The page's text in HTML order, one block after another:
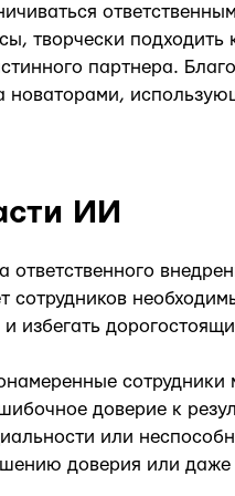
творчески
партнера.
новаторами,
ИИ
ответственного
сотрудников
избегать
сотрудники
доверие к
или
доверия или